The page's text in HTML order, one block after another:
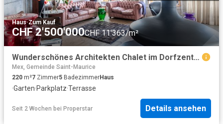
Haus·Zum Kauf
CHF 2'500'000CHF 11'363/m²
Wunderschönes Architekten Chalet im Dorfzentrum
Mex, Gemeinde Saint-Maurice
220 m²7 Zimmer5 BadezimmerHaus
·Garten·Parkplatz·Terrasse
Seit 2 Wochen bei Properstar Details ansehen